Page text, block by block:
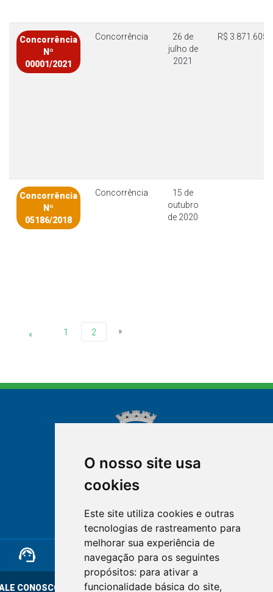
O nosso site usa
cookies
Este site utiliza cookies e outras
tecnologias de rastreamento para
melhorar sua experiência de
navegação para os seguintes
propósitos: para ativar a
funcionalidade básica do site,
Concorrência
Nº
00001/2021
Concorrência
26 de
julho de
2021
R$
Concorrência
Nº
05186/2018
Concorrência
15 de
outubro
de 2020
« 1 2 »
NOVA FRIBURGO
RIO DE JANEIRO
support_agent
CONOSCO
mail
OUVIDORIA